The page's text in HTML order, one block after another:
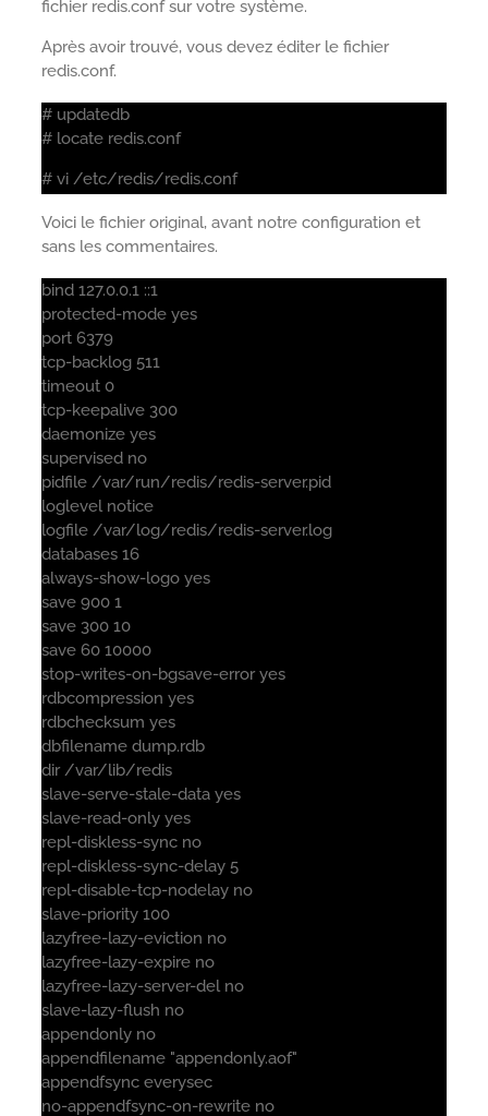
fichier redis.conf sur votre système.
Après avoir trouvé, vous devez éditer le fichier
redis.conf.
# updatedb
# locate redis.conf
# vi /etc/redis/redis.conf
Voici le fichier original, avant notre configuration et
sans les commentaires.
bind 127.0.0.1 ::1
protected-mode yes
port 6379
tcp-backlog 511
timeout 0
tcp-keepalive 300
daemonize yes
supervised no
pidfile /var/run/redis/redis-server.pid
loglevel notice
logfile /var/log/redis/redis-server.log
databases 16
always-show-logo yes
save 900 1
save 300 10
save 60 10000
stop-writes-on-bgsave-error yes
rdbcompression yes
rdbchecksum yes
dbfilename dump.rdb
dir /var/lib/redis
slave-serve-stale-data yes
slave-read-only yes
repl-diskless-sync no
repl-diskless-sync-delay 5
repl-disable-tcp-nodelay no
slave-priority 100
lazyfree-lazy-eviction no
lazyfree-lazy-expire no
lazyfree-lazy-server-del no
slave-lazy-flush no
appendonly no
appendfilename "appendonly.aof"
appendfsync everysec
no-appendfsync-on-rewrite no